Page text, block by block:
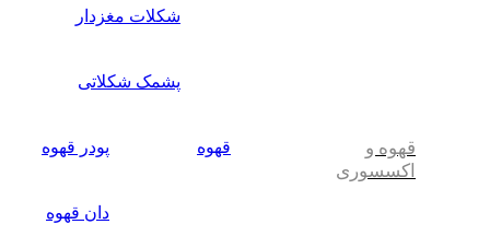
شکلات مغزدار
پشمک شکلاتی
قهوه و
اکسسوری
قهوه پودر قهوه
دان قهوه